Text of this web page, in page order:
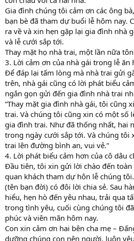
Gia đình chúng tôi cảm ơn các ông
bạn bè đã tham dự buổi lễ hôm nay.
ra về và xin hẹn gặp lại gia đình nhà
và lễ cưới sắp tới.
Thay mặt họ nhà trai, một lần nữa
3. Lời cảm ơn của nhà gái trong lễ ăn
Để đáp lại tấm lòng mà nhà trai gửi
trên, nhà gái cũng có lời phát biểu
ngắn gọn gửi đến gia đình nhà trai
“Thay mặt gia đình nhà gái, tôi cũng
trai. Và chúng tôi cũng xin có một số
gia đình trai. Như đã thống nhất, hai
trong ngày cưới sắp tới. Và chúng tôi
trai lên đường bình an, vui vẻ.”
4. Lời phát biểu cảm hơn của cô dâu
Đầu tiên, tôi xin gửi lời chào đến
quan khách tham dự hôn lễ chúng
(tên bạn đời) có đôi lời chia sẻ. Sau
hiểu, hẹn hò đến yêu nhau, trải qua
trong tình yêu, cuối cùng chúng tôi
phúc và viên mãn hôm nay.
Con xin cảm ơn hai bên cha mẹ –
dưỡng chúng con nên người, luôn